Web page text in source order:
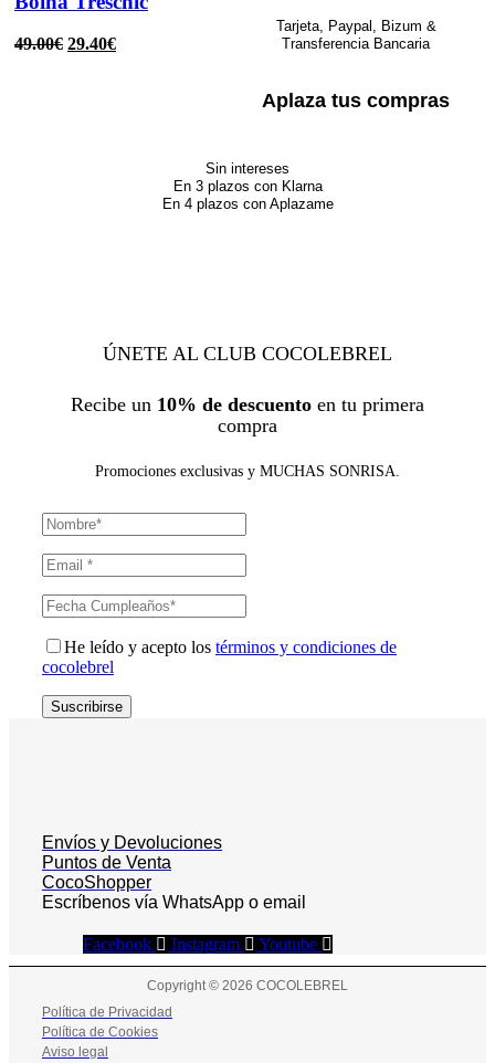
49.00€ 29.40€
Tarjeta, Paypal, Bizum &
Transferencia Bancaria
Aplaza tus compras
Sin intereses
En 3 plazos con Klarna
En 4 plazos con Aplazame
ÚNETE AL CLUB COCOLEBREL
Recibe un 10% de descuento en tu primera
compra
Promociones exclusivas y MUCHAS SONRISA.
He leído y acepto los términos y condiciones de
cocolebrel
Suscribirse
Envíos y Devoluciones
Puntos de Venta
CocoShopper
Escríbenos vía WhatsApp o email
Facebook Instagram Youtube
Copyright © 2026 COCOLEBREL
Política de Privacidad
Política de Cookies
Aviso legal